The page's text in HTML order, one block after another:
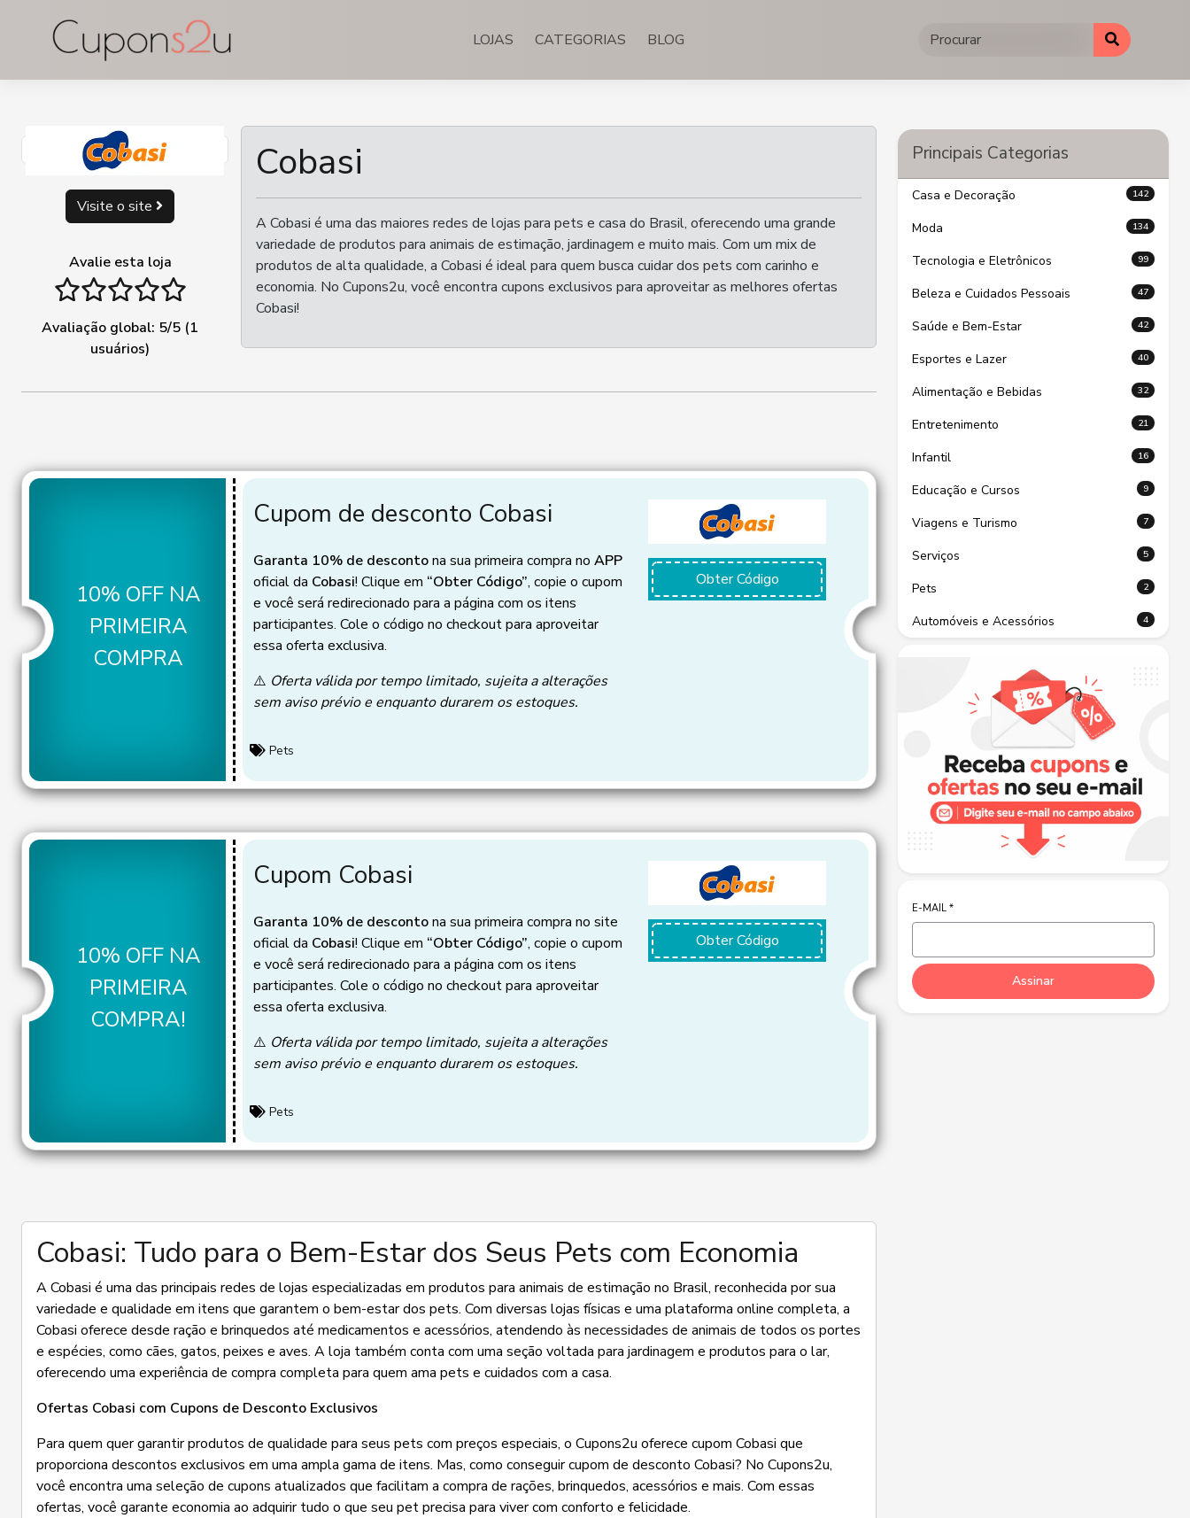
LOJAS CATEGORIAS BLOG
Visite o site
Avalie esta loja
5 stars
4 stars
3 stars
2 stars
1 stars
Avaliação global: 5/5 (1
usuários)
Cobasi
A Cobasi é uma das maiores redes de lojas para pets e casa do Brasil, oferecendo uma grande
variedade de produtos para animais de estimação, jardinagem e muito mais. Com um mix de
produtos de alta qualidade, a Cobasi é ideal para quem busca cuidar dos pets com carinho e
economia. No Cupons2u, você encontra cupons exclusivos para aproveitar as melhores ofertas
Cobasi!
10% OFF NA
PRIMEIRA
COMPRA
Cupom de desconto Cobasi
Garanta 10% de descontona sua primeira compra no APP
oficial da Cobasi! Clique em “Obter Código”, copie o cupom
e você será redirecionado para a página com os itens
participantes. Cole o código no checkout para aproveitar
essa oferta exclusiva.
⚠️ Oferta válida por tempo limitado, sujeita a alterações
sem aviso prévio e enquanto durarem os estoques.
Obter Código
Pets
10% OFF NA
PRIMEIRA
COMPRA!
Cupom Cobasi
Garanta 10% de descontona sua primeira compra no site
oficial da Cobasi! Clique em “Obter Código”, copie o cupom
e você será redirecionado para a página com os itens
participantes. Cole o código no checkout para aproveitar
essa oferta exclusiva.
⚠️ Oferta válida por tempo limitado, sujeita a alterações
sem aviso prévio e enquanto durarem os estoques.
Obter Código
Pets
Cobasi: Tudo para o Bem-Estar dos Seus Pets com Economia
A Cobasi é uma das principais redes de lojas especializadas em produtos para animais de estimação no Brasil, reconhecida por sua
variedade e qualidade em itens que garantem o bem-estar dos pets. Com diversas lojas físicas e uma plataforma online completa, a
Cobasi oferece desde ração e brinquedos até medicamentos e acessórios, atendendo às necessidades de animais de todos os portes
e espécies, como cães, gatos, peixes e aves. A loja também conta com uma seção voltada para jardinagem e produtos para o lar,
oferecendo uma experiência de compra completa para quem ama pets e cuidados com a casa.
Ofertas Cobasi com Cupons de Desconto Exclusivos
Para quem quer garantir produtos de qualidade para seus pets com preços especiais, o Cupons2u oferece cupom Cobasi que
proporciona descontos exclusivos em uma ampla gama de itens. Mas, como conseguir cupom de desconto Cobasi? No Cupons2u,
você encontra uma seleção de cupons atualizados que facilitam a compra de rações, brinquedos, acessórios e mais. Com essas
ofertas, você garante economia ao adquirir tudo o que seu pet precisa para viver com conforto e felicidade.
Principais Categorias
Casa e Decoração 142
Moda 134
Tecnologia e Eletrônicos 99
Beleza e Cuidados Pessoais 47
Saúde e Bem-Estar 42
Esportes e Lazer 40
Alimentação e Bebidas 32
Entretenimento 21
Infantil 16
Educação e Cursos 9
Viagens e Turismo 7
Serviços 5
Pets 2
Automóveis e Acessórios 4
E-MAIL *
Assinar